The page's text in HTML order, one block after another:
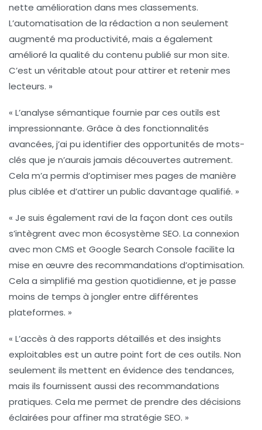
nette amélioration dans mes classements.
L’automatisation de la rédaction a non seulement
augmenté ma productivité, mais a également
amélioré la qualité du contenu publié sur mon site.
C’est un véritable atout pour attirer et retenir mes
lecteurs. »
« L’analyse sémantique fournie par ces outils est
impressionnante. Grâce à des fonctionnalités
avancées, j’ai pu identifier des opportunités de mots-
clés que je n’aurais jamais découvertes autrement.
Cela m’a permis d’optimiser mes pages de manière
plus ciblée et d’attirer un public davantage qualifié. »
« Je suis également ravi de la façon dont ces outils
s’intègrent avec mon écosystème SEO. La connexion
avec mon CMS et Google Search Console facilite la
mise en œuvre des recommandations d’optimisation.
Cela a simplifié ma gestion quotidienne, et je passe
moins de temps à jongler entre différentes
plateformes. »
« L’accès à des rapports détaillés et des insights
exploitables est un autre point fort de ces outils. Non
seulement ils mettent en évidence des tendances,
mais ils fournissent aussi des recommandations
pratiques. Cela me permet de prendre des décisions
éclairées pour affiner ma stratégie SEO. »